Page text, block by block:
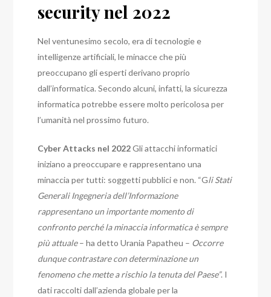
security nel 2022
Nel ventunesimo secolo, era di tecnologie e
intelligenze artificiali, le minacce che più
preoccupano gli esperti derivano proprio
dall’informatica.Secondo alcuni, infatti, la sicurezza
informatica potrebbe essere molto pericolosa per
l’umanità nel prossimo futuro.
Cyber Attacks nel 2022Gli attacchi informatici
iniziano a preoccupare e rappresentano una
minaccia per tutti: soggetti pubblici e non. “Gli Stati
Generali Ingegneria dell’Informazione
rappresentano un importante momento di
confronto perché la minaccia informatica è sempre
più attuale– ha detto Urania Papatheu – Occorre
dunque contrastare con determinazione un
fenomeno che mette a rischio la tenuta del Paese”. I
dati raccolti dall’azienda globale per la